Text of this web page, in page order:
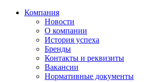
Компания
Новости
О компании
История успеха
Бренды
Контакты и реквизиты
Вакансии
Нормативные документы